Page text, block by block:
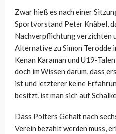
Zwar hieß es nach einer
Sportvorstand Peter Knäbel,
Nachverpflichtung verzichten
Alternative zu Simon Terodde
Kenan Karaman und U19-
doch im Wissen darum, dass
ist und letzterer keine
besitzt, ist man sich auf
Dass Polters Gehalt nach
Verein bezahlt werden muss,